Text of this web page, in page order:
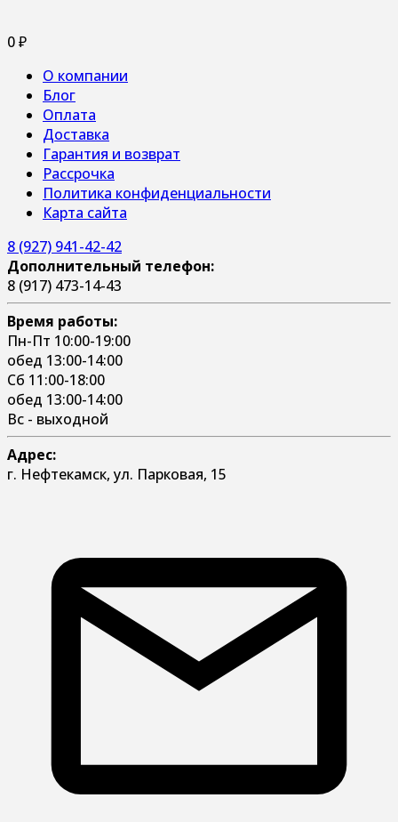
0₽
О компании
Блог
Оплата
Доставка
Гарантия и возврат
Рассрочка
Политика конфиденциальности
Карта сайта
8 (927) 941-42-42
Дополнительный телефон:
8 (917) 473-14-43
Время работы:
Пн-Пт 10:00-19:00
обед 13:00-14:00
Сб 11:00-18:00
обед 13:00-14:00
Вс - выходной
Адрес:
г. Нефтекамск, ул. Парковая, 15